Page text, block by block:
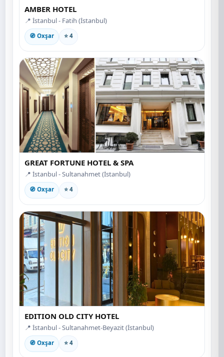
AMBER HOTEL
📍 İstanbul - Fatih (İstanbul)
🧭 Oxşar ⭐ 4
GREAT FORTUNE HOTEL & SPA
📍 İstanbul - Sultanahmet (İstanbul)
🧭 Oxşar ⭐ 4
EDITION OLD CITY HOTEL
📍 İstanbul - Sultanahmet-Beyazit (İstanbul)
🧭 Oxşar ⭐ 4